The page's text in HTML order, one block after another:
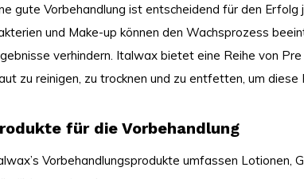
gute Vorbehandlung ist entscheidend für den
und Make-up können den Wachsprozess
verhindern. Italwax bietet eine Reihe von
zu reinigen, zu trocknen und zu entfetten, um
für die Vorbehandlung
Vorbehandlungsprodukte umfassen Lotionen,